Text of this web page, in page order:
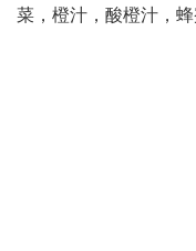
菜，橙汁，酸橙汁，